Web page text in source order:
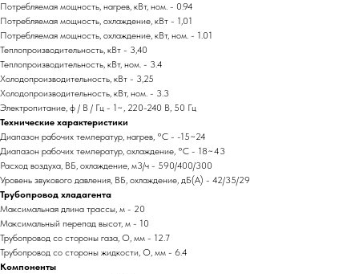
Потребляемая мощность, нагрев, кВт, ном. - 0.94
Потребляемая мощность, охлаждение, кВт - 1,01
Потребляемая мощность, охлаждение, кВт, ном. - 1.01
Теплопроизводительность, кВт - 3,40
Теплопроизводительность, кВт, ном. - 3.4
Холодопроизводительность, кВт - 3,25
Холодопроизводительность, кВт, ном. - 3.3
Электропитание, ф / В / Гц - 1~, 220-240 В, 50 Гц
Технические характеристики
Диапазон рабочих температур, нагрев, °C - -15~24
Диапазон рабочих температур, охлаждение, °C - 18~43
Расход воздуха, ВБ, охлаждение, м3/ч - 590/400/300
Уровень звукового давления, ВБ, охлаждение, дБ(А) - 42/35/29
Трубопровод хладагента
Максимальная длина трассы, м - 20
Максимальный перепад высот, м - 10
Трубопровод со стороны газа, O, мм - 12.7
Трубопровод со стороны жидкости, O, мм - 6.4
Компоненты